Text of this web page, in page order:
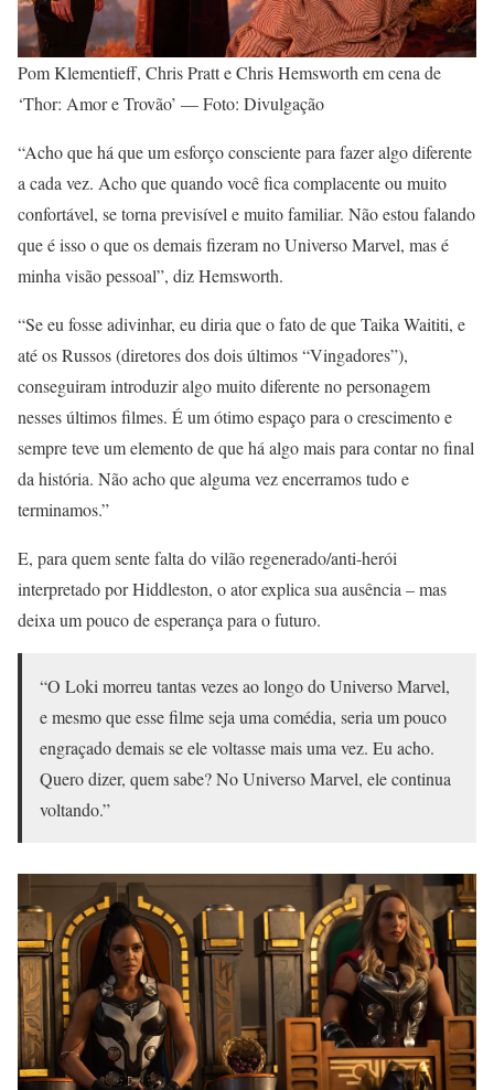
Pom Klementieff, Chris Pratt e Chris Hemsworth em cena de
‘Thor: Amor e Trovão’ — Foto: Divulgação
“Acho que há que um esforço consciente para fazer algo diferente
a cada vez. Acho que quando você fica complacente ou muito
confortável, se torna previsível e muito familiar. Não estou falando
que é isso o que os demais fizeram no Universo Marvel, mas é
minha visão pessoal”, diz Hemsworth.
“Se eu fosse adivinhar, eu diria que o fato de que Taika Waititi, e
até os Russos (diretores dos dois últimos “Vingadores”),
conseguiram introduzir algo muito diferente no personagem
nesses últimos filmes. É um ótimo espaço para o crescimento e
sempre teve um elemento de que há algo mais para contar no final
da história. Não acho que alguma vez encerramos tudo e
terminamos.”
E, para quem sente falta do vilão regenerado/anti-herói
interpretado por Hiddleston, o ator explica sua ausência – mas
deixa um pouco de esperança para o futuro.
“O Loki morreu tantas vezes ao longo do Universo Marvel,
e mesmo que esse filme seja uma comédia, seria um pouco
engraçado demais se ele voltasse mais uma vez. Eu acho.
Quero dizer, quem sabe? No Universo Marvel, ele continua
voltando.”